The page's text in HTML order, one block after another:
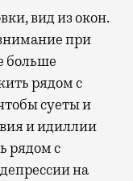
при
больше
рядом с
суеты и
и идиллии
рядом с
на